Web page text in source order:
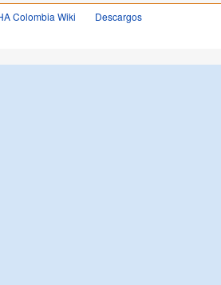
Colombia Wiki Descargos